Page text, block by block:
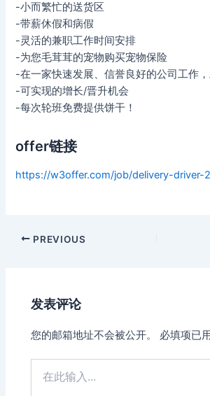
-小而繁忙的送货区
-带薪休假和病假
-灵活的兼职工作时间安排
-为您毛茸茸的宠物购买宠物保险
-在一家快速发展、信誉良好的公司工作
-可实现的增长/晋升机会
-每次轮班免费提供饼干！
offer链接
https://w3offer.com/job/delivery-driver-
Post
PREVIOUS
发表评论
您的邮箱地址不会被公开。 必填项已